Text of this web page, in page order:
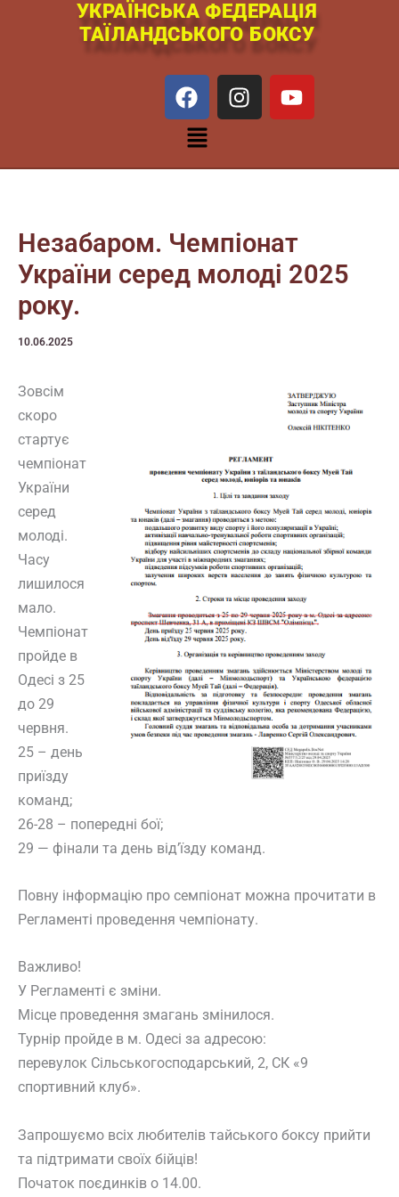
УКРАЇНСЬКА ФЕДЕРАЦІЯ
ТАЇЛАНДСЬКОГО БОКСУ
a
c
e
b
o
n
s
g
m
o
u
b
Меню
Незабаром. Чемпіонат
України серед молоді 2025
року.
10.06.2025
Зовсім
скоро
стартує
чемпіонат
України
серед
молоді.
Часу
лишилося
мало.
Чемпіонат
пройде в
Одесі з 25
до 29
червня.
25 – день
приїзду
команд;
26-28 – попередні бої;
29 — фінали та день від’їзду команд.
Повну інформацію про семпіонат можна прочитати в
Регламенті проведення чемпіонату.
Важливо!
У Регламенті є зміни.
Місце проведення змагань змінилося.
Турнір пройде в м. Одесі за адресою:
перевулок Сільськогосподарський, 2, СК «9
спортивний клуб».
Запрошуємо всіх любителів тайського боксу прийти
та підтримати своїх бійців!
Початок поєдинків о 14.00.